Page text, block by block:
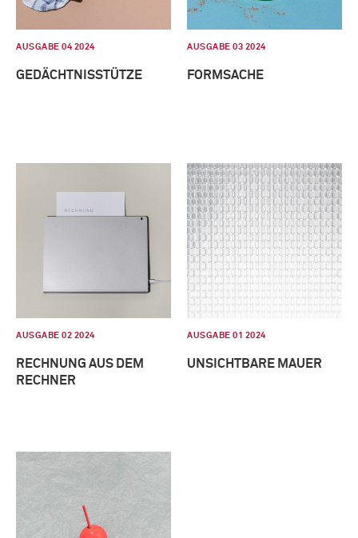
AUSGABE 04 2024
GEDÄCHTNISSTÜTZE
AUSGABE 03 2024
FORMSACHE
AUSGABE 02 2024
RECHNUNG AUS DEM
RECHNER
AUSGABE 01 2024
UNSICHTBARE MAUER